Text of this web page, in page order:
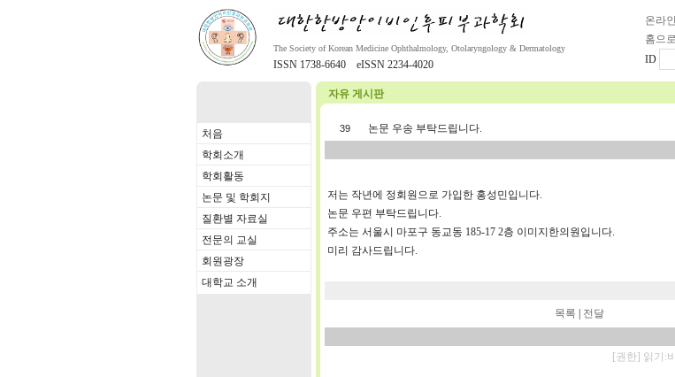
The Society of Korean Medicine Ophthalmology, Otolaryngology & Dermatology
ISSN 1738-6640 eISSN 2234-4020
온라
홈으로
ID
처음
학회소개
학회활동
논문 및 학회지
질환별 자료실
전문의 교실
회원광장
대학교 소개
자유 게시판
39 논문 우송 부탁드립니다.
저는 작년에 정회원으로 가입한 홍성민입니다.
논문 우편 부탁드립니다.
주소는 서울시 마포구 동교동 185-17 2층 이미지한의원입니다.
미리 감사드립니다.
목록 전달
[권한] 읽기: